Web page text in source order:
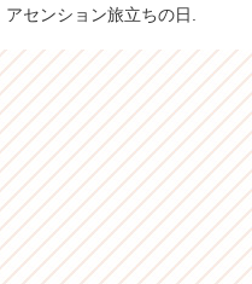
センション旅立ちの日.